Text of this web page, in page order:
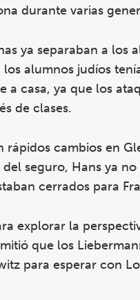
durante varias
ya separaban a
alumnos judíos
a casa, ya que los
de clases.
cambios en
seguro, Hans ya
cerrados para
explorar la
que los
para esperar con